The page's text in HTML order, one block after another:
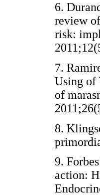
6.
review
risk:
7.
Using of
of
8.
9.
action: